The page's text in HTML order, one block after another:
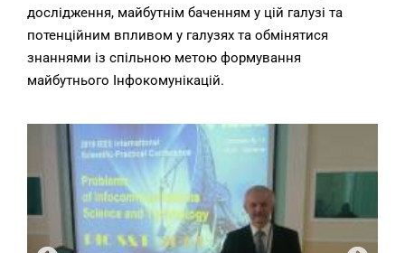
дослідження, майбутнім баченням у цій галузі та
потенційним впливом у галузях та обмінятися
знаннями із спільною метою формування
майбутнього Інфокомунікацій.